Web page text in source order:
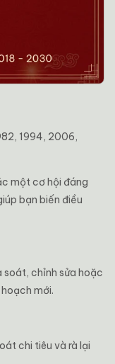
1994, 2006,
một cơ hội đáng
bạn biến điều
soát, chỉnh sửa hoặc
mới.
chi tiêu và rà lại